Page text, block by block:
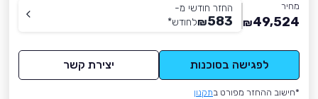
מחיר
49,524
₪
החזר חודשי מ-
583
₪לחודש*
לפגישה בסוכנות יצירת קשר
*חישוב ההחזר מפורט בתקנון